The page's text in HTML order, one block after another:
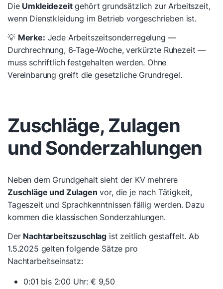
Die Umkleidezeitgehört grundsätzlich zur Arbeitszeit,
wenn Dienstkleidung im Betrieb vorgeschrieben ist.
💡 Merke: Jede Arbeitszeitsonderregelung —
Durchrechnung, 6-Tage-Woche, verkürzte Ruhezeit —
muss schriftlich festgehalten werden. Ohne
Vereinbarung greift die gesetzliche Grundregel.
Zuschläge, Zulagen
und Sonderzahlungen
Neben dem Grundgehalt sieht der KV mehrere
Zuschläge und Zulagen vor, die je nach Tätigkeit,
Tageszeit und Sprachkenntnissen fällig werden. Dazu
kommen die klassischen Sonderzahlungen.
Der Nachtarbeitszuschlag ist zeitlich gestaffelt. Ab
1.5.2025 gelten folgende Sätze pro
Nachtarbeitseinsatz:
0:01 bis 2:00 Uhr: € 9,50